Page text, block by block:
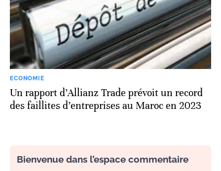
ECONOMIE
Un rapport d’Allianz Trade prévoit un record
des faillites d’entreprises au Maroc en 2023
Bienvenue dans l’espace commentaire